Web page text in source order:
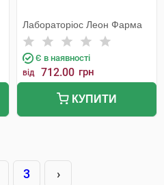
Лабораторіос Леон Фарма
Є в наявності
від 712.00 грн
КУПИТИ
3 ›